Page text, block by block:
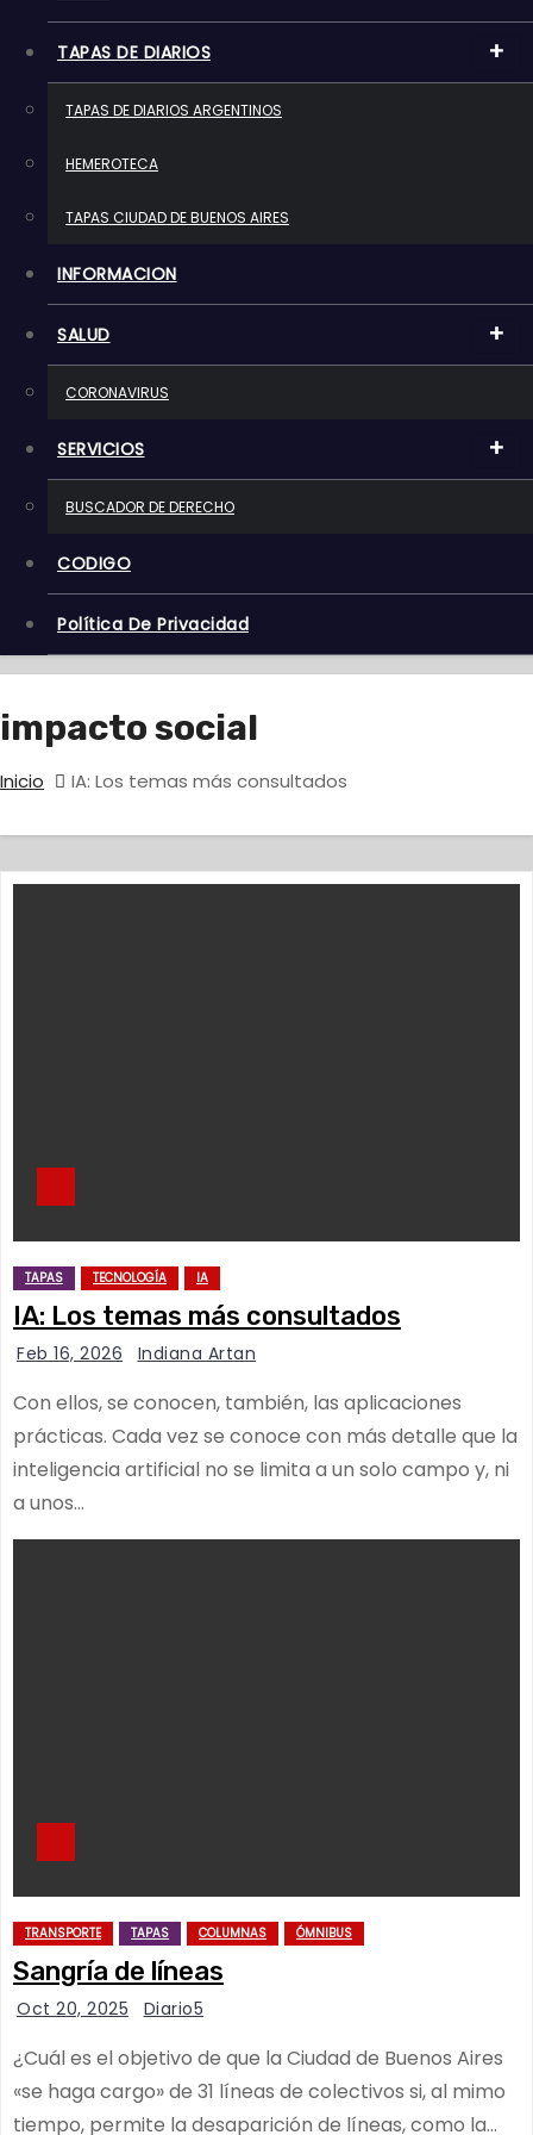
TAPAS DE DIARIOS
TAPAS DE DIARIOS ARGENTINOS
HEMEROTECA
TAPAS CIUDAD DE BUENOS AIRES
INFORMACION
SALUD
CORONAVIRUS
SERVICIOS
BUSCADOR DE DERECHO
CODIGO
Política De Privacidad
impacto social
Inicio IA: Los temas más consultados
TAPAS TECNOLOGÍA IA
IA: Los temas más consultados
Feb 16, 2026 Indiana Artan
Con ellos, se conocen, también, las aplicaciones
prácticas. Cada vez se conoce con más detalle que la
inteligencia artificial no se limita a un solo campo y, ni
a unos…
TRANSPORTE TAPAS COLUMNAS ÓMNIBUS
Sangría de líneas
Oct 20, 2025 Diario5
¿Cuál es el objetivo de que la Ciudad de Buenos Aires
«se haga cargo» de 31 líneas de colectivos si, al mimo
tiempo, permite la desaparición de líneas, como la…